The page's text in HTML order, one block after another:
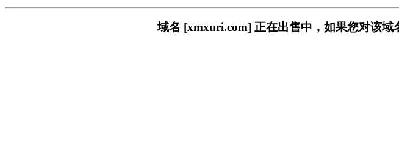
域名 [xmxuri.com] 正在出售中，如果您对该域